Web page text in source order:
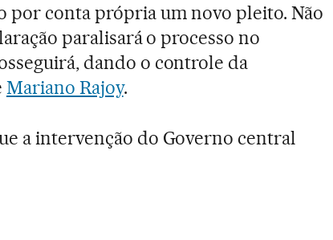
por conta própria um novo pleito. Não
paralisará o processo no
dando o controle da
Mariano Rajoy.
a intervenção do Governo central